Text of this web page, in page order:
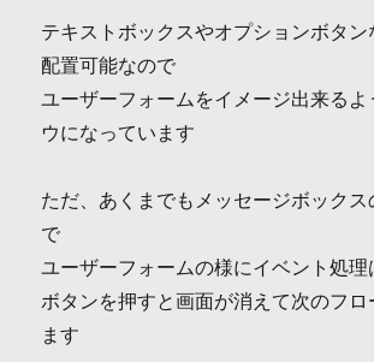
テキストボックスやオプションボタン
配置可能なので
ユーザーフォームをイメージ出来るよ
ウになっています
ただ、あくまでもメッセージボック
で
ユーザーフォームの様にイベント処理
ボタンを押すと画面が消えて次のフ
ます